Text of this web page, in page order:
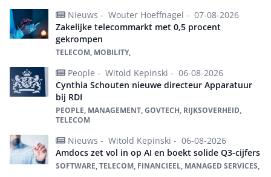
Nieuws - Wouter Hoeffnagel - 07-08-2026
Zakelijke telecommarkt met 0,5 procent
gekrompen
TELECOM, MOBILITY,
People - Witold Kepinski - 06-08-2026
Cynthia Schouten nieuwe directeur Apparatuur
bij RDI
PEOPLE, MANAGEMENT, GOVTECH, RIJKSOVERHEID,
TELECOM
Nieuws - Witold Kepinski - 06-08-2026
Amdocs zet vol in op AI en boekt solide Q3-cijfers
SOFTWARE, TELECOM, FINANCIEEL, MANAGED SERVICES,